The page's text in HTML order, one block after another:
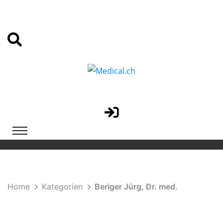
Home Kategorien
Beriger Jürg, Dr. med.